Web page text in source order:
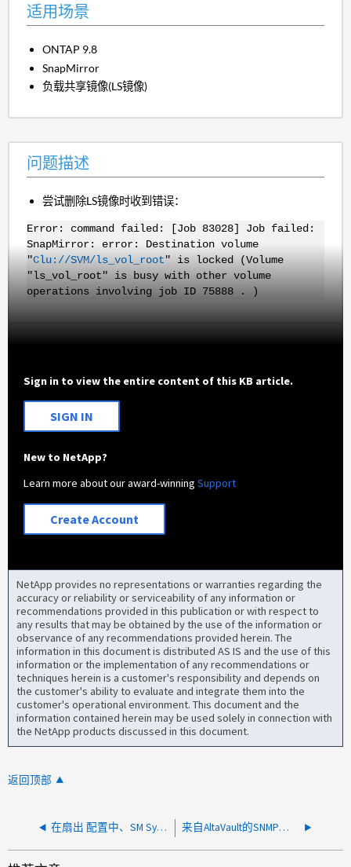
适用场景
ONTAP 9.8
SnapMirror
负载共享镜像(LS镜像)
问题描述
尝试删除LS镜像时收到错误：
Error: command failed: [Job 83028] Job failed:
SnapMirror: error: Destination volume
"Clu://SVM/ls_vol_root" is locked (Volume
"ls_vol_root" is busy with other volume
operations involving job ID 75888 . )
Sign in to view the entire content of this KB article.
SIGN IN
New to NetApp?
Learn more about our award-winningSupport
Create Account
NetApp provides no representations or warranties regarding the
accuracy or reliability or serviceability of any information or
recommendations provided in this publication or with respect to
any results that may be obtained by the use of the information or
observance of any recommendations provided herein. The
information in this document is distributed AS IS and the use of this
information or the implementation of any recommendations or
techniques herein is a customer's responsibility and depends on
the customer's ability to evaluate and integrate them into the
customer's operational environment. This document and the
information contained herein may be used solely in connection with
the NetApp products discussed in this document.
返回顶部
在扇出 配置中、SM Sync不会删除SM创建的快照 来自AltaVault的SNMP警报显示意外OID值